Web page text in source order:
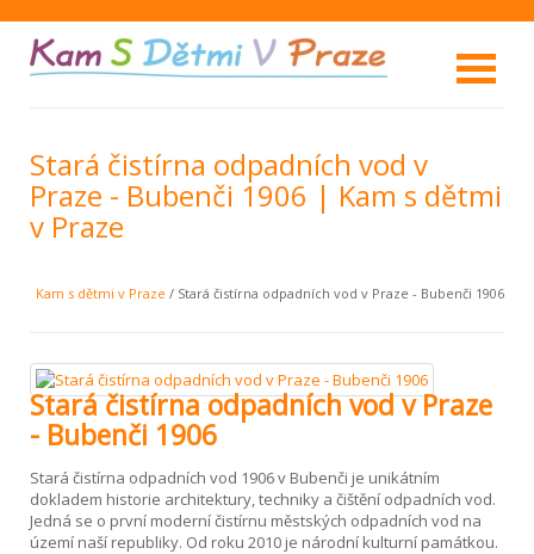
Stará čistírna odpadních vod v
Praze - Bubenči 1906 | Kam s dětmi
v Praze
Kam s dětmi v Praze / Stará čistírna odpadních vod v Praze - Bubenči 1906
Stará čistírna odpadních vod v Praze
- Bubenči 1906
Stará čistírna odpadních vod 1906 v Bubenči je unikátním
dokladem historie architektury, techniky a čištění odpadních vod.
Jedná se o první moderní čistírnu městských odpadních vod na
území naší republiky. Od roku 2010 je národní kulturní památkou.